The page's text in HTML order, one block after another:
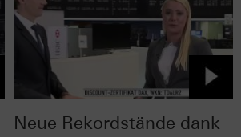
Neue Rekordstände dank